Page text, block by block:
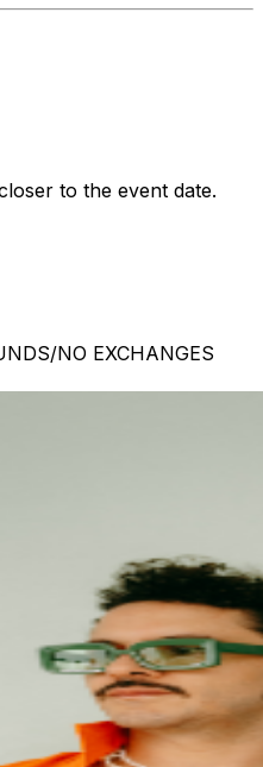
to the event date.
NO EXCHANGES